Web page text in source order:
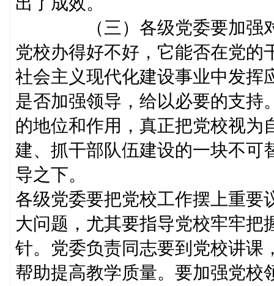
（三）各级党委要加强对
党校办得好不好，它能否在党的
社会主义现代化建设事业中发挥
是否加强领导，给以必要的支持
的地位和作用，真正把党校视为
建、抓干部队伍建设的一块不可
导之下。
各级党委要把党校工作摆上重要
大问题，尤其要指导党校牢牢把
针。党委负责同志要到党校讲课
帮助提高教学质量。要加强党校